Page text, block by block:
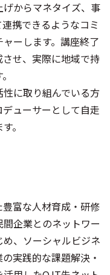
からマネタイズ、事
携できるようなコミ
ーします。講座終了
せ、実際に地域で持
に取り組んでいる方
ューサーとして自走
。
富な人材育成・研修
企業とのネットワー
、ソーシャルビジネ
実践的な課題解決・